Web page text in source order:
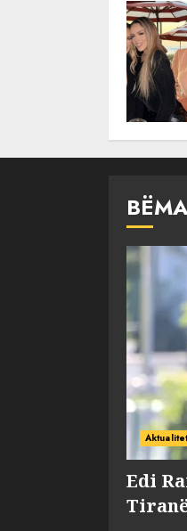
Aktualitet
Edi